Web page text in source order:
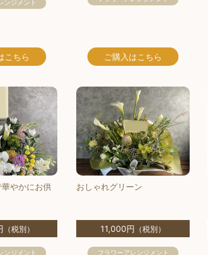
ンジメント
こちら ご購入 はこちら
やかにお供
（税別）
ンジメント
おしゃれグリーン
11,000円 （税別）
フラワーアレンジメント